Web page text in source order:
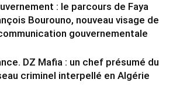
: le parcours de Faya
Bourouno, nouveau visage de
gouvernementale
DZ Mafia : un chef présumé du
criminel interpellé en Algérie